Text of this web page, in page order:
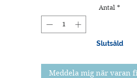
Antal *
Slutsåld
Meddela mig när varan